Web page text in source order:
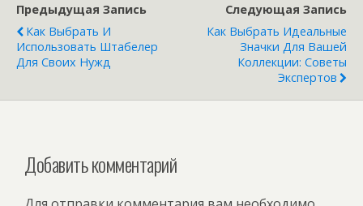
Предыдущая Запись
Как Выбрать И
Использовать Штабелер
Для Своих Нужд
Следующая Запись
Как Выбрать Идеальные
Значки Для Вашей
Коллекции: Советы
Экспертов
Добавить комментарий